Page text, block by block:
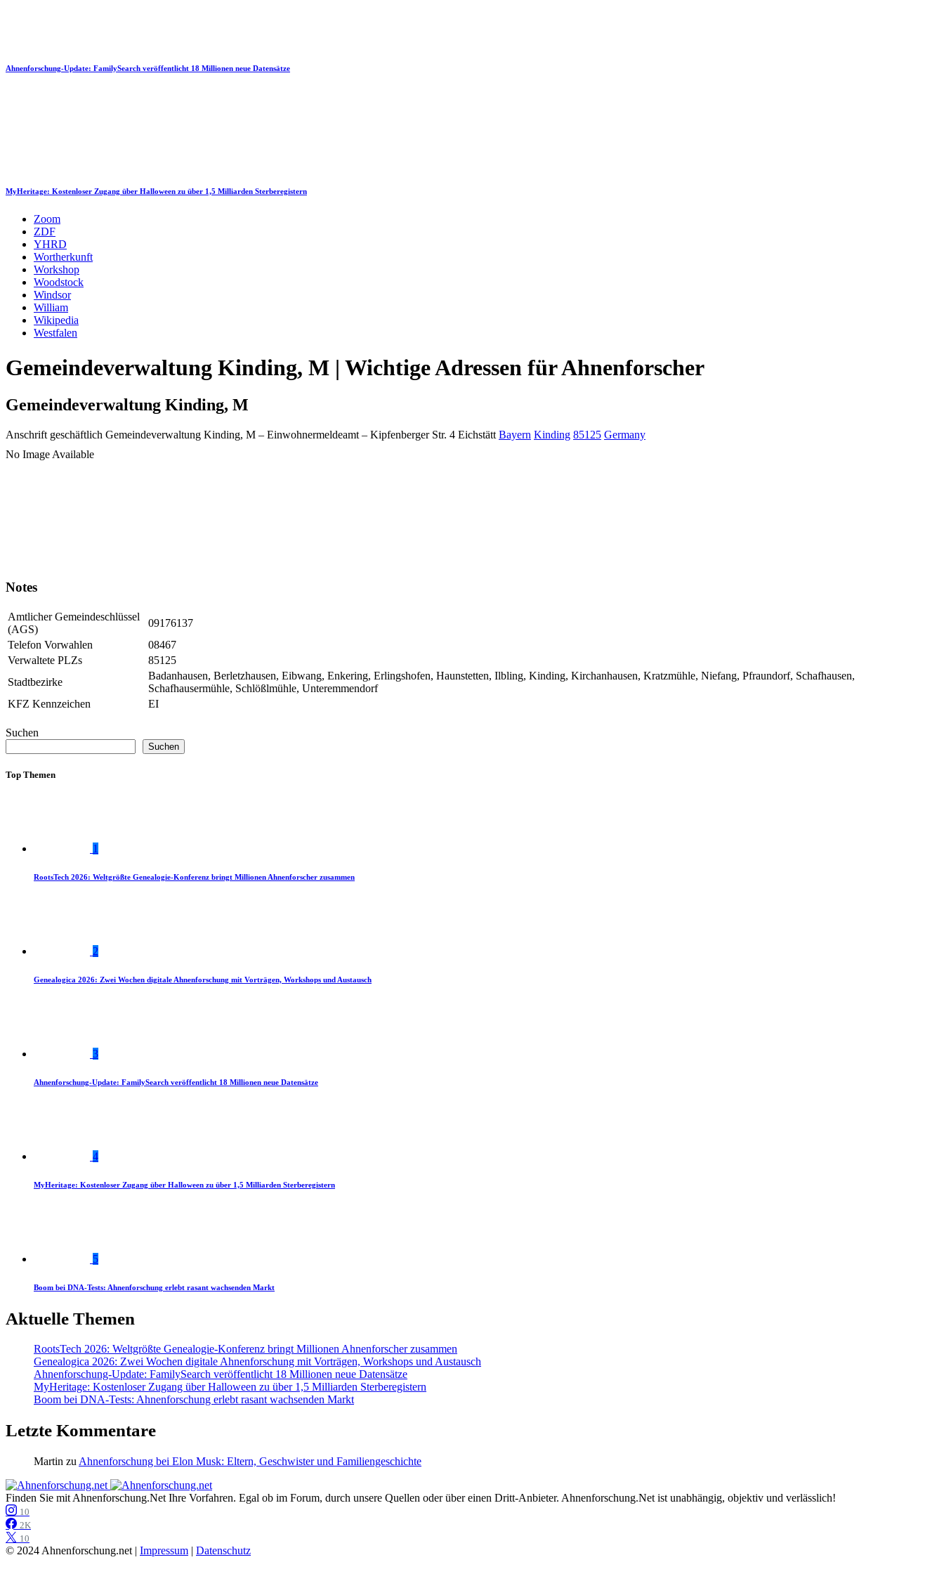
Ahnenforschung-Update: FamilySearch veröffentlicht 18 Millionen neue Datensätze
MyHeritage: Kostenloser Zugang über Halloween zu über 1,5 Milliarden Sterberegistern
Zoom
ZDF
YHRD
Wortherkunft
Workshop
Woodstock
Windsor
William
Wikipedia
Westfalen
Gemeindeverwaltung Kinding, M | Wichtige Adressen für Ahnenforscher
Gemeindeverwaltung Kinding, M
Anschrift geschäftlich Gemeindeverwaltung Kinding, M – Einwohnermeldeamt – Kipfenberger Str. 4 Eichstätt Bayern Kinding 85125 Germany
No Image Available
Notes
Amtlicher Gemeindeschlüssel
(AGS)
09176137
Telefon Vorwahlen
08467
Verwaltete PLZs
85125
Stadtbezirke
Badanhausen, Berletzhausen, Eibwang, Enkering, Erlingshofen, Haunstetten, Ilbling, Kinding, Kirchanhausen, Kratzmühle, Niefang, Pfraundorf, Schafhausen,
Schafhausermühle, Schlößlmühle, Unteremmendorf
KFZ Kennzeichen
EI
Suchen
Suchen
Top Themen
1
RootsTech 2026: Weltgrößte Genealogie-Konferenz bringt Millionen Ahnenforscher zusammen
2
Genealogica 2026: Zwei Wochen digitale Ahnenforschung mit Vorträgen, Workshops und Austausch
3
Ahnenforschung-Update: FamilySearch veröffentlicht 18 Millionen neue Datensätze
4
MyHeritage: Kostenloser Zugang über Halloween zu über 1,5 Milliarden Sterberegistern
5
Boom bei DNA-Tests: Ahnenforschung erlebt rasant wachsenden Markt
Aktuelle Themen
RootsTech 2026: Weltgrößte Genealogie-Konferenz bringt Millionen Ahnenforscher zusammen
Genealogica 2026: Zwei Wochen digitale Ahnenforschung mit Vorträgen, Workshops und Austausch
Ahnenforschung-Update: FamilySearch veröffentlicht 18 Millionen neue Datensätze
MyHeritage: Kostenloser Zugang über Halloween zu über 1,5 Milliarden Sterberegistern
Boom bei DNA-Tests: Ahnenforschung erlebt rasant wachsenden Markt
Letzte Kommentare
Martin zu Ahnenforschung bei Elon Musk: Eltern, Geschwister und Familiengeschichte
Finden Sie mit Ahnenforschung.Net Ihre Vorfahren. Egal ob im Forum, durch unsere Quellen oder über einen Dritt-Anbieter. Ahnenforschung.Net ist unabhängig, objektiv und verlässlich!
10
2K
10
© 2024 Ahnenforschung.net | Impressum | Datenschutz